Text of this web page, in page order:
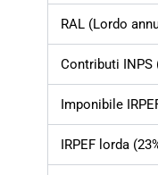
RAL (Lordo
Contributi INPS
Imponibile
IRPEF lorda